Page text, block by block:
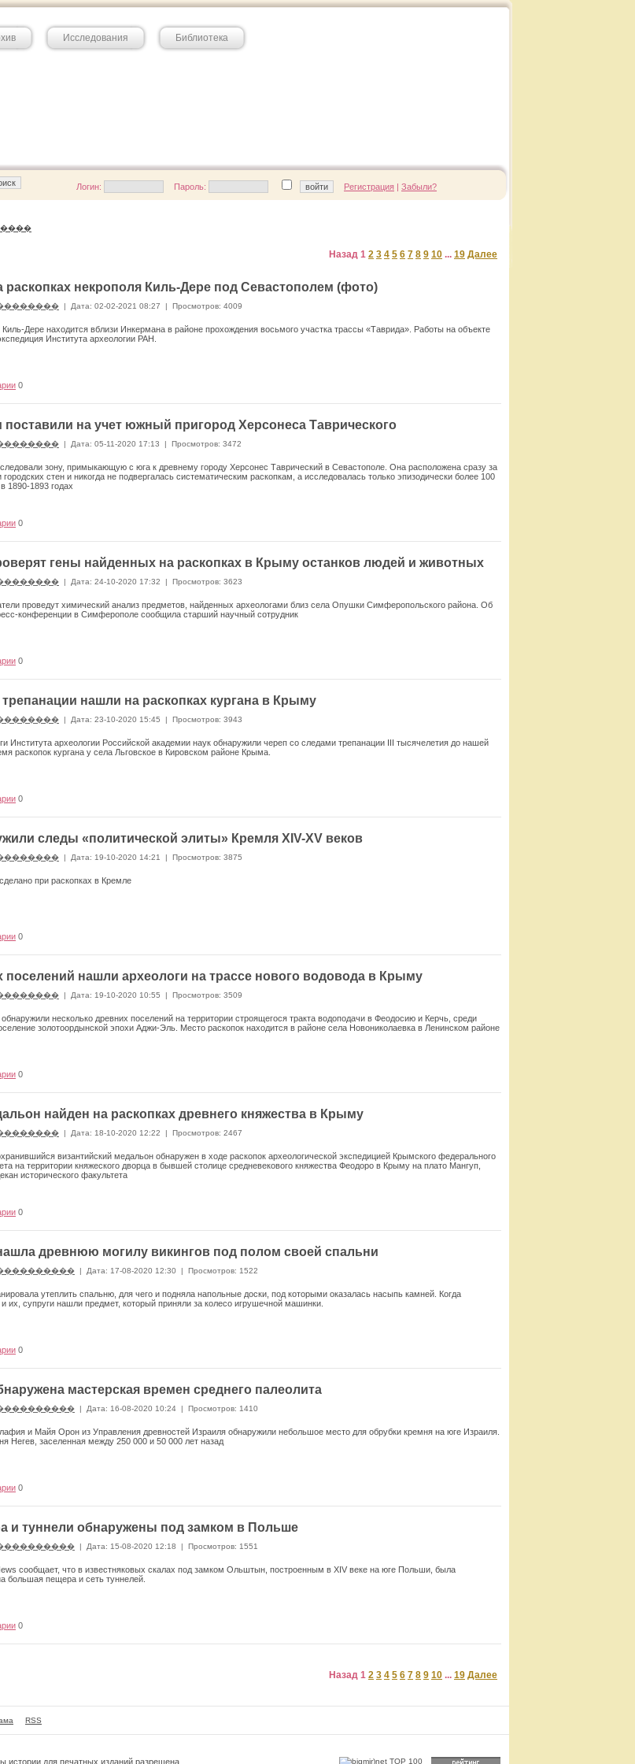
Исследования Библиотека
Логин: Пароль: Регистрация | Забыли?
Назад 1 2 3 4 5 6 7 8 9 10 ... 19 Далее
раскопках некрополя Киль-Дере под Севастополем (фото)
| Дата: 02-02-2021 08:27 | Просмотров: 4009
Киль-Дере находится вблизи Инкермана в районе прохождения восьмого участка трассы «Таврида». Работы на объекте
Института археологии РАН.
0
на учет южный пригород Херсонеса Таврического
| Дата: 05-11-2020 17:13 | Просмотров: 3472
зону, примыкающую с юга к древнему городу Херсонес Таврический в Севастополе. Она расположена сразу за
стен и никогда не подвергалась систематическим раскопкам, а исследовалась только эпизодически более 100
1890-1893 годах
0
гены найденных на раскопках в Крыму останков людей и животных
| Дата: 24-10-2020 17:32 | Просмотров: 3623
проведут химический анализ предметов, найденных археологами близ села Опушки Симферопольского района. Об
конференции в Симферополе сообщила старший научный сотрудник
0
нашли на раскопках кургана в Крыму
| Дата: 23-10-2020 15:45 | Просмотров: 3943
Института археологии Российской академии наук обнаружили череп со следами трепанации III тысячелетия до нашей
раскопок кургана у села Льговское в Кировском районе Крыма.
0
следы «политической элиты» Кремля XIV-XV веков
| Дата: 19-10-2020 14:21 | Просмотров: 3875
при раскопках в Кремле
0
поселений нашли археологи на трассе нового водовода в Крыму
| Дата: 19-10-2020 10:55 | Просмотров: 3509
несколько древних поселений на территории строящегося тракта водоподачи в Феодосию и Керчь, среди
золотоордынской эпохи Аджи-Эль. Место раскопок находится в районе села Новониколаевка в Ленинском районе
0
найден на раскопках древнего княжества в Крыму
| Дата: 18-10-2020 12:22 | Просмотров: 2467
византийский медальон обнаружен в ходе раскопок археологической экспедицией Крымского федерального
на территории княжеского дворца в бывшей столице средневекового княжества Феодоро в Крыму на плато Мангуп,
исторического факультета
0
древнюю могилу викингов под полом своей спальни
| Дата: 17-08-2020 12:30 | Просмотров: 1522
утеплить спальню, для чего и подняла напольные доски, под которыми оказалась насыпь камней. Когда
и их, супруги нашли предмет, который приняли за колесо игрушечной машинки.
0
мастерская времен среднего палеолита
| Дата: 16-08-2020 10:24 | Просмотров: 1410
и Майя Орон из Управления древностей Израиля обнаружили небольшое место для обрубки кремня на юге Израиля.
Негев, заселенная между 250 000 и 50 000 лет назад
0
и туннели обнаружены под замком в Польше
| Дата: 15-08-2020 12:18 | Просмотров: 1551
сообщает, что в известняковых скалах под замком Ольштын, построенным в XIV веке на юге Польши, была
большая пещера и сеть туннелей.
0
Назад 1 2 3 4 5 6 7 8 9 10 ... 19 Далее
RSS
истории для печатных изданий разрешена